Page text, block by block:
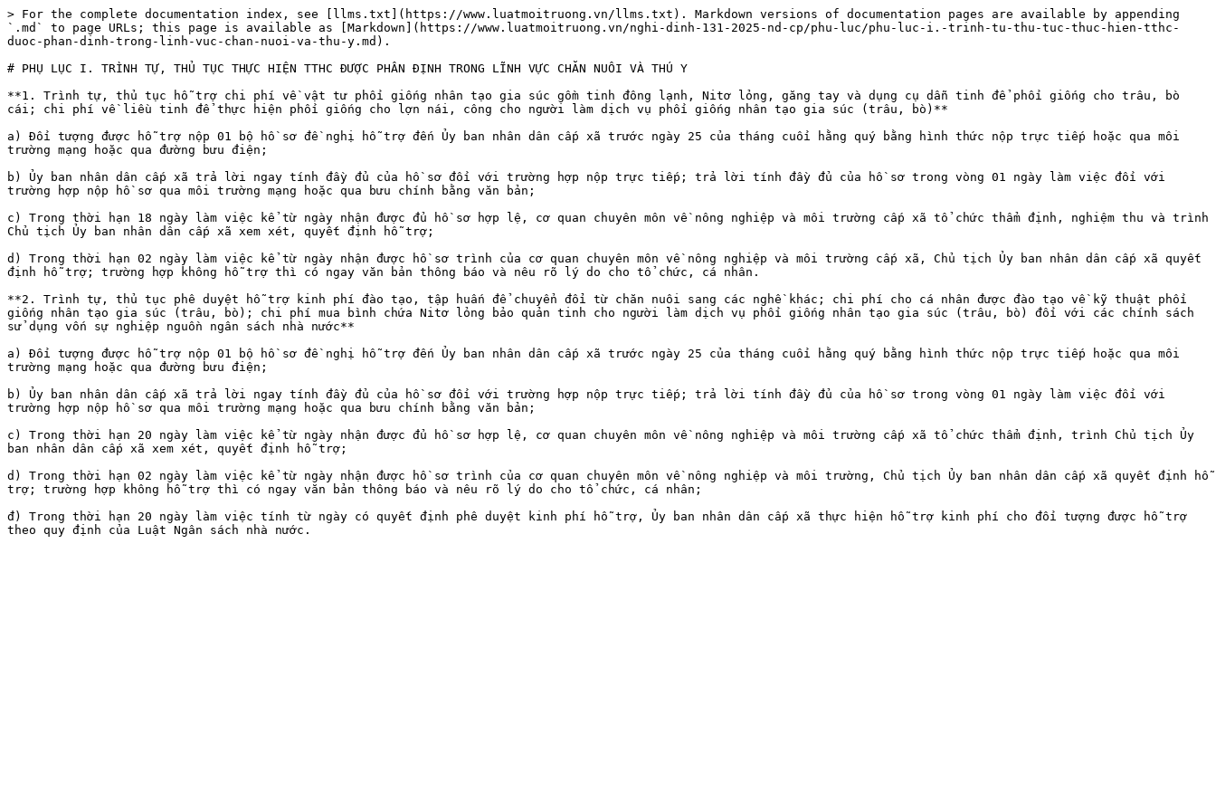
> For the complete documentation index, see [llms.txt](https://www.luatmoitruong.vn/llms.txt). Markdown versions of documentation pages are available by appending
`.md` to page URLs; this page is available as [Markdown](https://www.luatmoitruong.vn/nghi-dinh-131-2025-nd-cp/phu-luc/phu-luc-i.-trinh-tu-thu-tuc-thuc-hien-tthc-
duoc-phan-dinh-trong-linh-vuc-chan-nuoi-va-thu-y.md).
# PHỤ LỤC I. TRÌNH TỰ, THỦ TỤC THỰC HIỆN TTHC ĐƯỢC PHÂN ĐỊNH TRONG LĨNH VỰC CHĂN NUÔI VÀ THÚ Y
**1. Trình tự, thủ tục hỗ trợ chi phí về vật tư phối giống nhân tạo gia súc gồm tinh đông lạnh, Nitơ lỏng, găng tay và dụng cụ dẫn tinh để phối giống cho trâu, bò
cái; chi phí về liều tinh để thực hiện phối giống cho lợn nái, công cho người làm dịch vụ phối giống nhân tạo gia súc (trâu, bò)**
a) Đối tượng được hỗ trợ nộp 01 bộ hồ sơ đề nghị hỗ trợ đến Ủy ban nhân dân cấp xã trước ngày 25 của tháng cuối hằng quý bằng hình thức nộp trực tiếp hoặc qua môi
trường mạng hoặc qua đường bưu điện;
b) Ủy ban nhân dân cấp xã trả lời ngay tính đầy đủ của hồ sơ đối với trường hợp nộp trực tiếp; trả lời tính đầy đủ của hồ sơ trong vòng 01 ngày làm việc đối với
trường hợp nộp hồ sơ qua môi trường mạng hoặc qua bưu chính bằng văn bản;
c) Trong thời hạn 18 ngày làm việc kể từ ngày nhận được đủ hồ sơ hợp lệ, cơ quan chuyên môn về nông nghiệp và môi trường cấp xã tổ chức thẩm định, nghiệm thu và trình
Chủ tịch Ủy ban nhân dân cấp xã xem xét, quyết định hỗ trợ;
d) Trong thời hạn 02 ngày làm việc kể từ ngày nhận được hồ sơ trình của cơ quan chuyên môn về nông nghiệp và môi trường cấp xã, Chủ tịch Ủy ban nhân dân cấp xã quyết
định hỗ trợ; trường hợp không hỗ trợ thì có ngay văn bản thông báo và nêu rõ lý do cho tổ chức, cá nhân.
**2. Trình tự, thủ tục phê duyệt hỗ trợ kinh phí đào tạo, tập huấn để chuyển đổi từ chăn nuôi sang các nghề khác; chi phí cho cá nhân được đào tạo về kỹ thuật phối
giống nhân tạo gia súc (trâu, bò); chi phí mua bình chứa Nitơ lỏng bảo quản tinh cho người làm dịch vụ phối giống nhân tạo gia súc (trâu, bò) đối với các chính sách
sử dụng vốn sự nghiệp nguồn ngân sách nhà nước**
a) Đối tượng được hỗ trợ nộp 01 bộ hồ sơ đề nghị hỗ trợ đến Ủy ban nhân dân cấp xã trước ngày 25 của tháng cuối hằng quý bằng hình thức nộp trực tiếp hoặc qua môi
trường mạng hoặc qua đường bưu điện;
b) Ủy ban nhân dân cấp xã trả lời ngay tính đầy đủ của hồ sơ đối với trường hợp nộp trực tiếp; trả lời tính đầy đủ của hồ sơ trong vòng 01 ngày làm việc đối với
trường hợp nộp hồ sơ qua môi trường mạng hoặc qua bưu chính bằng văn bản;
c) Trong thời hạn 20 ngày làm việc kể từ ngày nhận được đủ hồ sơ hợp lệ, cơ quan chuyên môn về nông nghiệp và môi trường cấp xã tổ chức thẩm định, trình Chủ tịch Ủy
ban nhân dân cấp xã xem xét, quyết định hỗ trợ;
d) Trong thời hạn 02 ngày làm việc kể từ ngày nhận được hồ sơ trình của cơ quan chuyên môn về nông nghiệp và môi trường, Chủ tịch Ủy ban nhân dân cấp xã quyết định hỗ
trợ; trường hợp không hỗ trợ thì có ngay văn bản thông báo và nêu rõ lý do cho tổ chức, cá nhân;
đ) Trong thời hạn 20 ngày làm việc tính từ ngày có quyết định phê duyệt kinh phí hỗ trợ, Ủy ban nhân dân cấp xã thực hiện hỗ trợ kinh phí cho đối tượng được hỗ trợ